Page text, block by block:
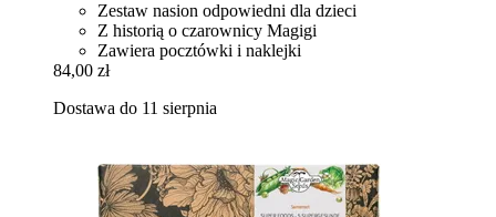
Zestaw nasion odpowiedni dla dzieci
Z historią o czarownicy Magigi
Zawiera pocztówki i naklejki
84,00 zł
Dostawa do 11 sierpnia